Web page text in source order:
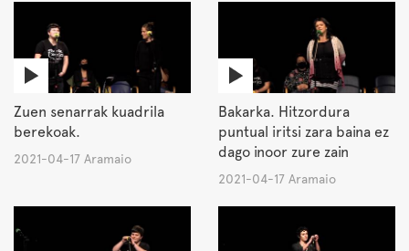
Zuen senarrak kuadrila
berekoak.
2021-04-17 Aramaio
Bakarka. Hitzordura
puntual iritsi zara baina ez
dago inoor zure zain
2021-04-17 Aramaio